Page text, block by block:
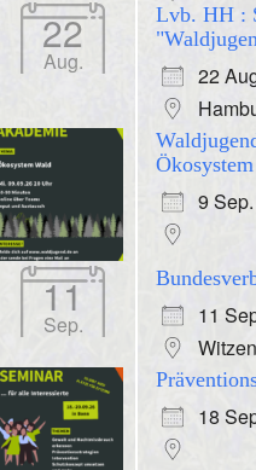
22
Aug.
Lvb. HH :
22
9
11
Sep.
11
18